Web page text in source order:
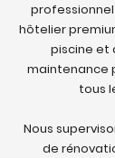
hôtelier
piscine et
maintenance
tous
Nous
de